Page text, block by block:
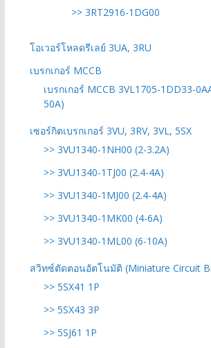
>> 3RT2916-1DG00
โอเวอร์โหลดรีเลย์ 3UA, 3RU
เบรกเกอร์ MCCB
เบรกเกอร์ MCCB 3VL1705-1DD33-
50A)
เซอร์กิตเบรกเกอร์ 3VU, 3RV, 3VL, 5SX
>> 3VU1340-1NH00 (2-3.2A)
>> 3VU1340-1TJ00 (2.4-4A)
>> 3VU1340-1MJ00 (2.4-4A)
>> 3VU1340-1MK00 (4-6A)
>> 3VU1340-1ML00 (6-10A)
สวิทซ์ตัดตอนอัตโนมัติ (Miniature Circuit
>> 5SX41 1P
>> 5SX43 3P
>> 5SJ61 1P